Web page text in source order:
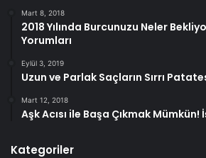
Mart 8, 2018
2018 Yılında Burcunuzu Neler
Yorumları
Eylül 3, 2019
Uzun ve Parlak Saçların Sırrı
Mart 12, 2018
Aşk Acısı ile Başa Çıkmak Mümkün!
Kategoriler